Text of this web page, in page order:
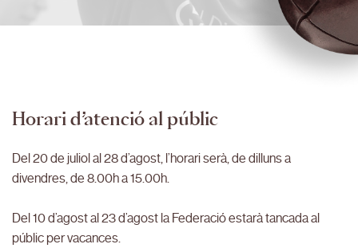
Horari d’atenció al públic
Del 20 de juliol al 28 d’agost, l’horari serà, de dilluns a
divendres, de 8.00h a 15.00h.
Del 10 d’agost al 23 d’agost la Federació estarà tancada al
públic per vacances.